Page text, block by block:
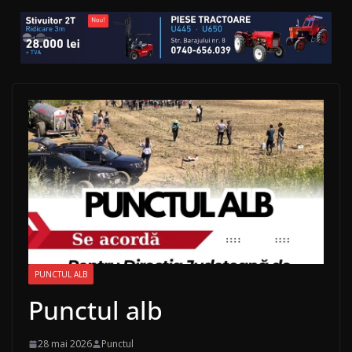
PUNCTUL ALB
Punctul alb
28 mai 2026 Punctul